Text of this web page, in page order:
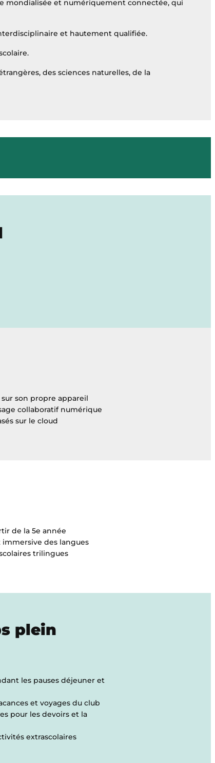
mondialisée et numériquement connectée, qui
et hautement qualifiée.
des sciences naturelles, de la
son propre appareil
collaboratif numérique
sur le cloud
de la 5e année
des langues
trilingues
plein
les pauses déjeuner et
et voyages du club
pour les devoirs et la
extrascolaires